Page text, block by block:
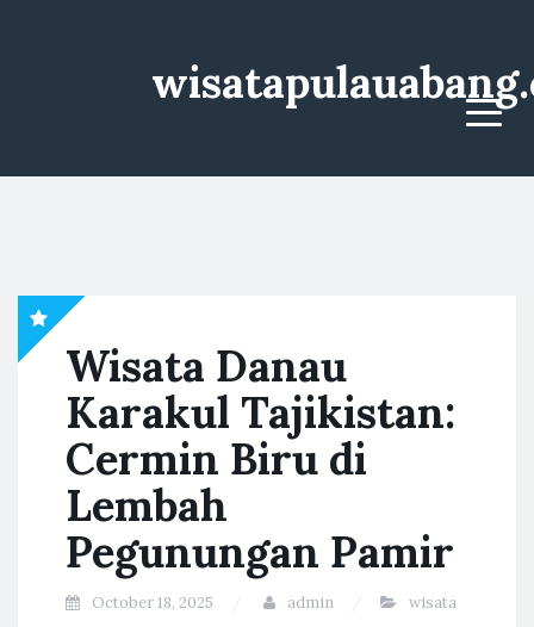
Menu
Wisata Danau
Karakul Tajikistan:
Cermin Biru di
Lembah
Pegunungan Pamir
October 18, 2025 admin wisata